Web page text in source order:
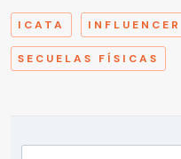
ICATA INFLUENCER
SECUELAS FÍSICAS